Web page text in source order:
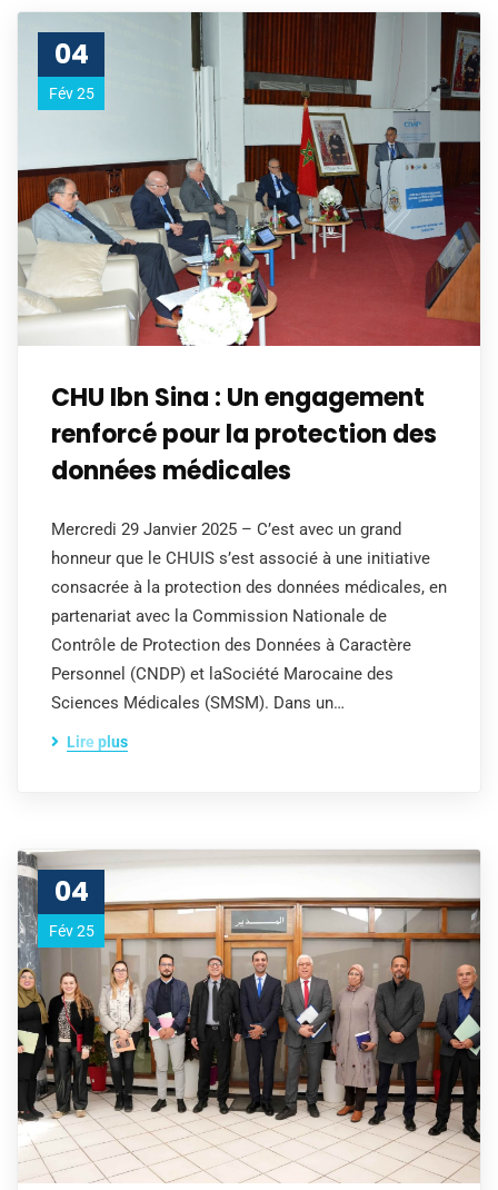
04
Fév 25
CHU Ibn Sina : Un engagement
renforcé pour la protection des
données médicales
Mercredi 29 Janvier 2025 – C’est avec un grand
honneur que le CHUIS s’est associé à une initiative
consacrée à la protection des données médicales, en
partenariat avec la Commission Nationale de
Contrôle de Protection des Données à Caractère
Personnel (CNDP) et laSociété Marocaine des
Sciences Médicales (SMSM). Dans un…
Lire plus
04
Fév 25